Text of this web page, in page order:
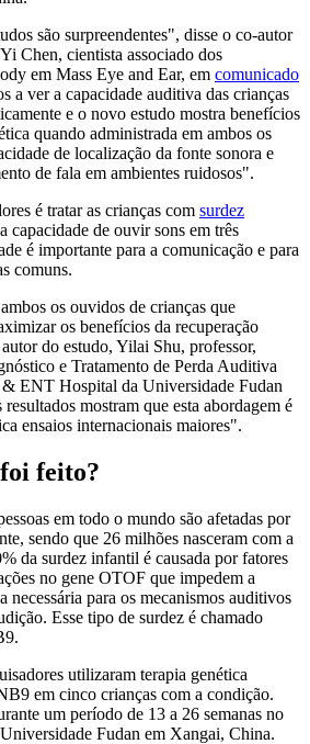
são surpreendentes", disse o co-autor
Chen, cientista associado dos
em Mass Eye and Ear, em comunicado
a ver a capacidade auditiva das crianças
e o novo estudo mostra benefícios
quando administrada em ambos os
de localização da fonte sonora e
de fala em ambientes ruidosos".
é tratar as crianças com surdez
capacidade de ouvir sons em três
é importante para a comunicação e para
comuns.
os ouvidos de crianças que
os benefícios da recuperação
do estudo, Yilai Shu, professor,
e Tratamento de Perda Auditiva
ENT Hospital da Universidade Fudan
mostram que esta abordagem é
ensaios internacionais maiores".
feito?
em todo o mundo são afetadas por
sendo que 26 milhões nasceram com a
da surdez infantil é causada por fatores
no gene OTOF que impedem a
necessária para os mecanismos auditivos
Esse tipo de surdez é chamado
utilizaram terapia genética
em cinco crianças com a condição.
um período de 13 a 26 semanas no
Fudan em Xangai, China.